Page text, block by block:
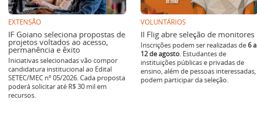
EXTENSÃO
IF Goiano seleciona propostas de
projetos voltados ao acesso,
permanência e êxito
Iniciativas selecionadas vão compor
candidatura institucional ao Edital
SETEC/MEC nº 05/2026. Cada proposta
poderá solicitar até R$ 30 mil em
recursos.
VOLUNTÁRIOS
II Flig abre seleção de monitores
Inscrições podem ser realizadas de6 a
12 de agosto. Estudantes de
instituições públicas e privadas de
ensino, além de pessoas interessadas,
podem participar da seleção.